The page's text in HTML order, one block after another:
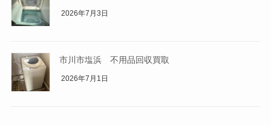
2026年7月3日
市川市塩浜 不用品回収買取
2026年7月1日